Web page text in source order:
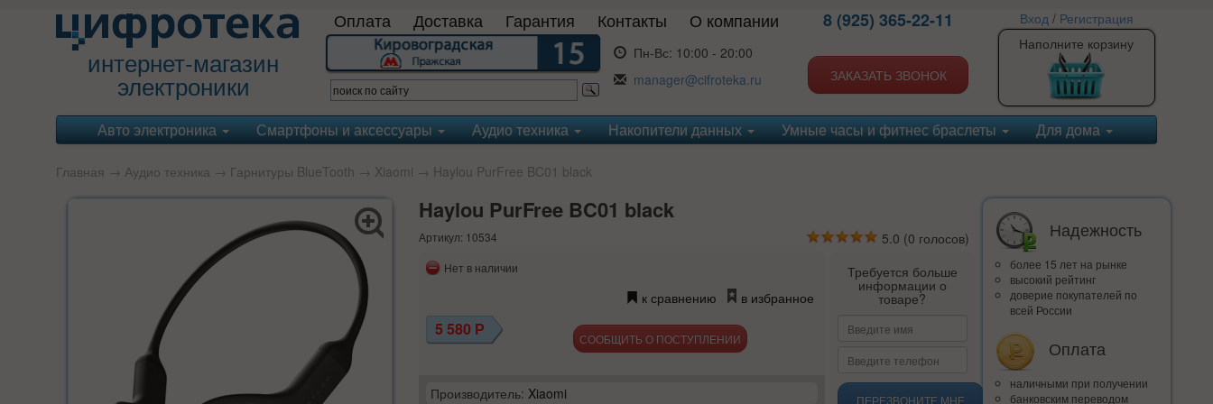
интернет-магазин
электроники
Оплата Доставка Гарантия Контакты О компании
Пн-Вс: 10:00 - 20:00
manager@cifroteka.ru
8 (925) 365-22-11
ЗАКАЗАТЬ ЗВОНОК
Вход/ Регистрация
Наполните корзину
Авто электроника Смартфоны и аксессуары Аудио техника Накопители данных Умные часы и фитнес браслеты Для дома
Главная → Аудио техника → Гарнитуры BlueTooth → Xiaomi → Haylou PurFree BC01 black
Haylou PurFree BC01 black
Артикул: 10534 5.0 (0 голосов)
Нет в наличии
к сравнению в избранное
5 580 Р СООБЩИТЬ О ПОСТУПЛЕНИИ
Производитель: Xiaomi
Требуется больше
информации о
товаре?
ПЕРЕЗВОНИТЕ МНЕ
Надежность
более 15 лет на рынке
высокий рейтинг
доверие покупателей по
всей России
Оплата
наличными при получении
банковским переводом